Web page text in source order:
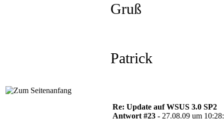
Gruß
Patrick
Re: Update auf WSUS 3.0 SP2
Antwort #23 - 27.08.09 um